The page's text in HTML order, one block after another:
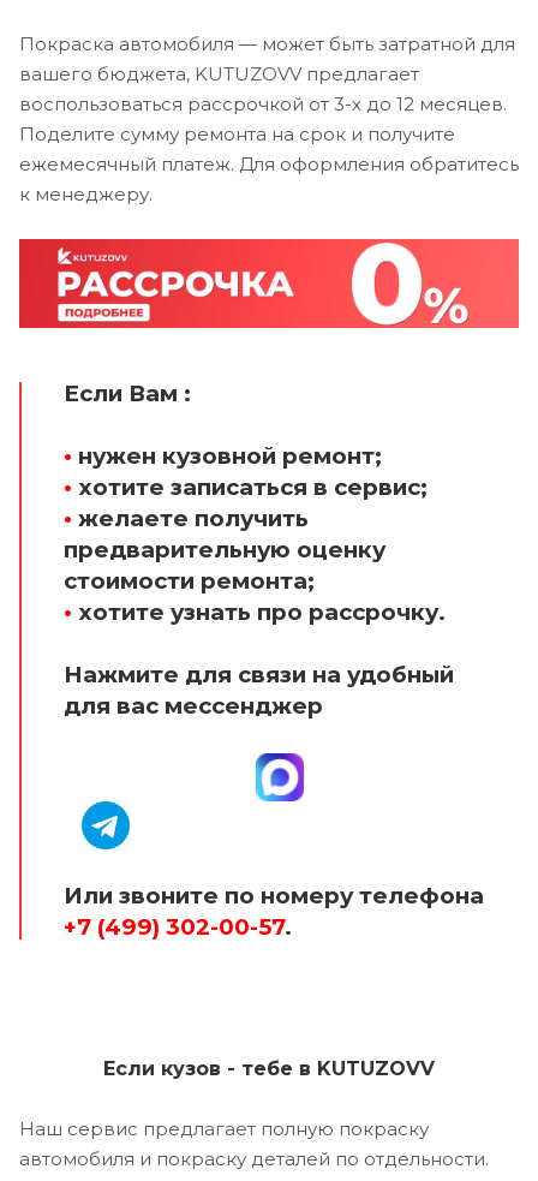
Покраска автомобиля — может быть затратной для
вашего бюджета, KUTUZOVV предлагает
воспользоваться рассрочкой от 3-х до 12 месяцев.
Поделите сумму ремонта на срок и получите
ежемесячный платеж. Для оформления обратитесь
к менеджеру.
Если Вам :
• нужен кузовной ремонт;
• хотите записаться в сервис;
• желаете получить
предварительную оценку
стоимости ремонта;
• хотите узнать про рассрочку.
Нажмите для связи на удобный
для вас мессенджер
Или звоните по номеру телефона
+7 (499) 302-00-57.
Если кузов - тебе в KUTUZOVV
Наш сервис предлагает полную покраску
автомобиля и покраску деталей по отдельности.